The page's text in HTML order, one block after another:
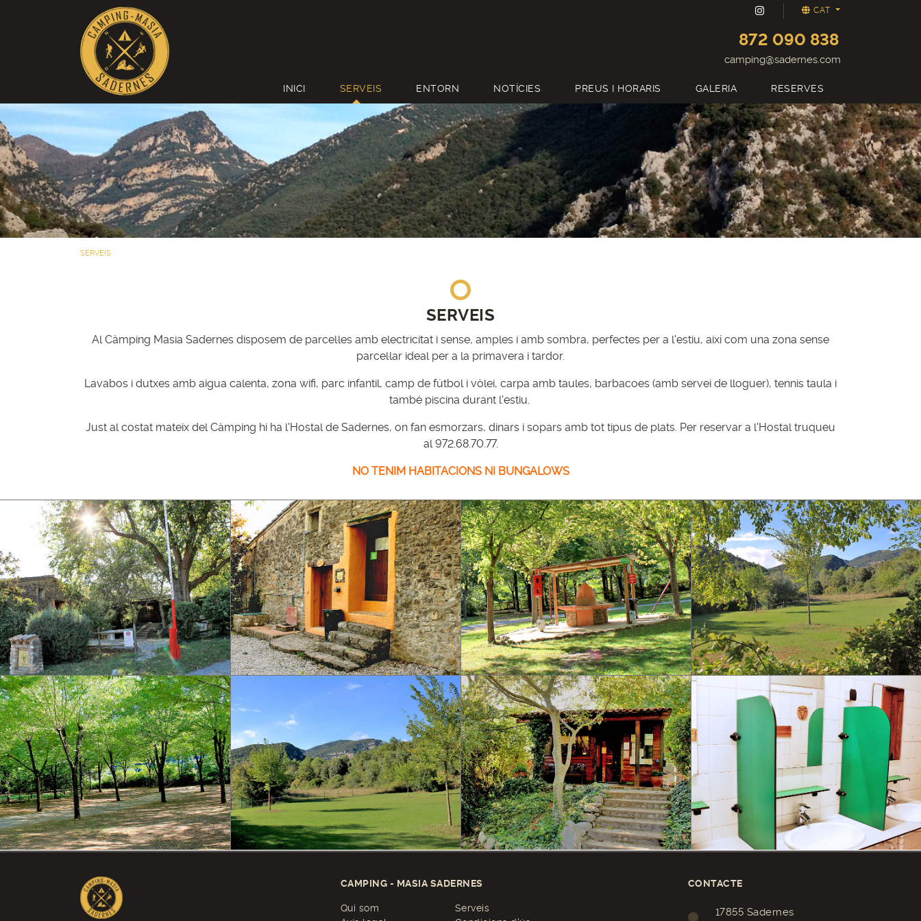
CAT
872 090 838
camping@sadernes.com
INICI SERVEIS ENTORN NOTÍCIES PREUS I HORARIS GALERIA RESERVES
SERVEIS
SERVEIS
Al Càmping Masia Sadernes disposem de parcel·les amb electricitat i sense, amples i amb sombra, perfectes per a l'estiu, així com una zona sense
parcel·lar ideal per a la primavera i tardor.
Lavabos i dutxes amb aigua calenta, zona wifi, parc infantil, camp de fútbol i vòlei, carpa amb taules, barbacoes (amb servei de lloguer), tennis taula i
també piscina durant l'estiu.
Just al costat mateix del Càmping hi ha l'Hostal de Sadernes, on fan esmorzars, dinars i sopars amb tot tipus de plats. Per reservar a l'Hostal truqueu
al 972.68.70.77.
NO TENIM HABITACIONS NI BUNGALOWS
CAMPING - MASIA SADERNES
Qui som
Serveis
CONTACTE
17855 Sadernes